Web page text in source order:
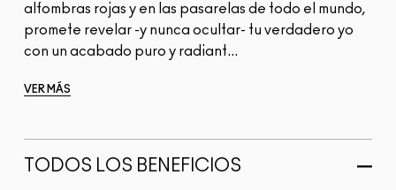
alfombras rojas y en las pasarelas de todo el mundo,
promete revelar -y nunca ocultar- tu verdadero yo
con un acabado puro y radiant...
VER MÁS
TODOS LOS BENEFICIOS